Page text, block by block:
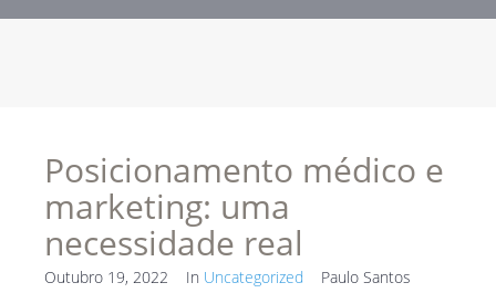
Posicionamento médico e
marketing: uma
necessidade real
Outubro 19, 2022 In Uncategorized Paulo Santos